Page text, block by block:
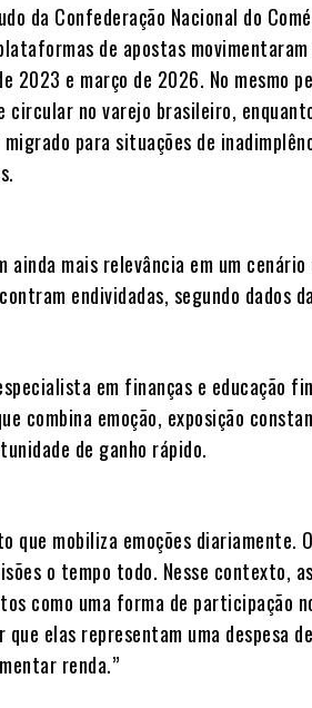
da Confederação Nacional do
de apostas
2023 e março de 2026. No mesmo
circular no varejo brasileiro,
para situações de
ainda mais relevância em um
endividadas, segundo dados
em finanças e educação
combina emoção, exposição
de ganho rápido.
que mobiliza emoções diariamente.
o tempo todo. Nesse contexto,
como uma forma de participação
elas representam uma despesa
renda.”